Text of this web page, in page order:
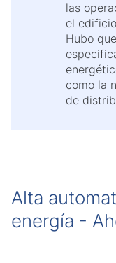
las
el
Hubo
como la
de
Alta
energía -